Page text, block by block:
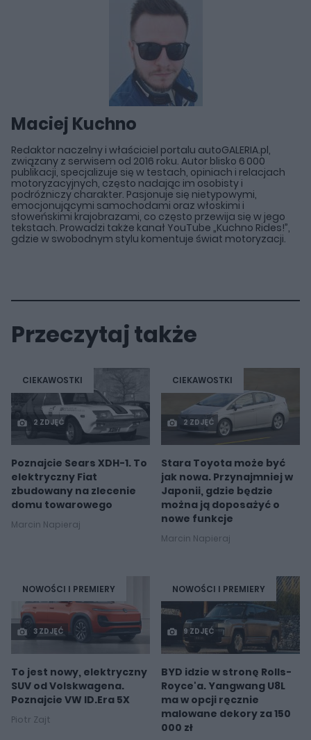
Maciej Kuchno
Redaktor naczelny i właściciel portalu autoGALERIA.pl,
związany z serwisem od 2016 roku. Autor blisko 6 000
publikacji, specjalizuje się w testach, opiniach i relacjach
motoryzacyjnych, często nadając im osobisty i
podróżniczy charakter. Pasjonuje się nietypowymi,
emocjonującymi samochodami oraz włoskimi i
słoweńskimi krajobrazami, co często przewija się w jego
tekstach. Prowadzi także kanał YouTube „Kuchno Rides!”,
gdzie w swobodnym stylu komentuje świat motoryzacji.
Przeczytaj także
CIEKAWOSTKI
2 ZDJĘĆ
Poznajcie Sears XDH-1. To
elektryczny Fiat
zbudowany na zlecenie
domu towarowego
Marcin Napieraj
CIEKAWOSTKI
2 ZDJĘĆ
Stara Toyota może być
jak nowa. Przynajmniej w
Japonii, gdzie będzie
można ją doposażyć o
nowe funkcje
Marcin Napieraj
NOWOŚCI I PREMIERY
3 ZDJĘĆ
To jest nowy, elektryczny
SUV od Volskwagena.
Poznajcie VW ID.Era 5X
Piotr Zajt
NOWOŚCI I PREMIERY
9 ZDJĘĆ
BYD idzie w stronę Rolls-
Royce'a. Yangwang U8L
ma w opcji ręcznie
malowane dekory za 150
000 zł